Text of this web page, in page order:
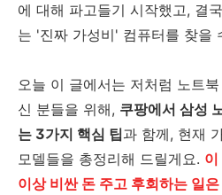
에 대해 파고들기 시작했고, 결
는 '진짜 가성비' 컴퓨터를 찾을
오늘 이 글에서는 저처럼 노트
신 분들을 위해, 쿠팡에서 삼성
는 3가지 핵심 팁과 함께, 현재
모델들을 총정리해 드릴게요. 이
이상 비싼 돈 주고 후회하는 일